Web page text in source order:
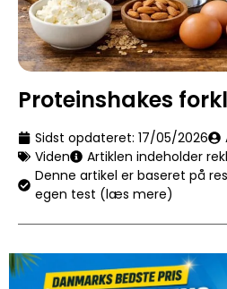
Proteinshakes
Sidst opdateret: 17/05/2026
Viden
Artiklen indeholder
Denne artikel er baseret på
egen test (læs mere)